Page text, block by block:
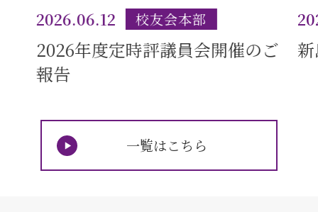
2026.06.12 校友会本部
2026年度定時評議員会開催のご
報告
一覧はこちら